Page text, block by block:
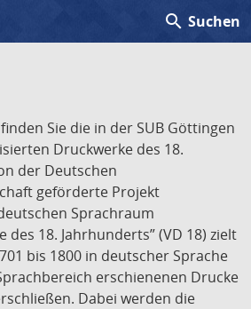
search Suchen
Sie die in der SUB Göttingen
Druckwerke des 18.
der Deutschen
geförderte Projekt
Sprachraum
des 18. Jahrhunderts” (VD 18) zielt
bis 1800 in deutscher Sprache
erschienenen Drucke
Dabei werden die